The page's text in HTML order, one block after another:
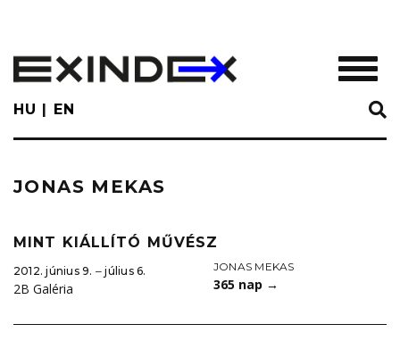
main
content
HU EN
JONAS MEKAS
MINT KIÁLLÍTÓ MŰVÉSZ
2012. június 9. ‒ július 6.
2B Galéria
JONAS MEKAS
365 nap →